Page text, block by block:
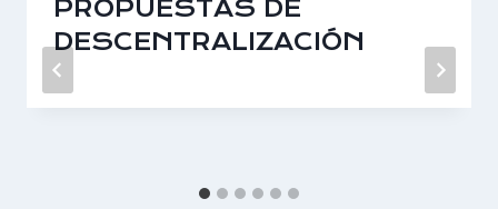
PROPUESTAS DE
DESCENTRALIZACIÓN